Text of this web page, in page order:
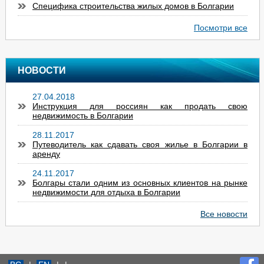
- фитнес центр;
- парикмахерская и косметический салон;
- магазины;
- Парковочная стоянка /подземная и места для парковки на
открытом/;
- детский бассейн и площадка
Комплекс завершен и сдан в эксплуатацию.
Специфика строительства жилых домов в Болгарии
Посмотри все
НОВОСТИ
27.04.2018
Инструкция для россиян как продать свою
недвижимость в Болгарии
28.11.2017
Путеводитель как сдавать своя жилье в Болгарии в
аренду
24.11.2017
Болгары стали одним из основных клиентов на рынке
недвижимости для отдыха в Болгарии
Все новости